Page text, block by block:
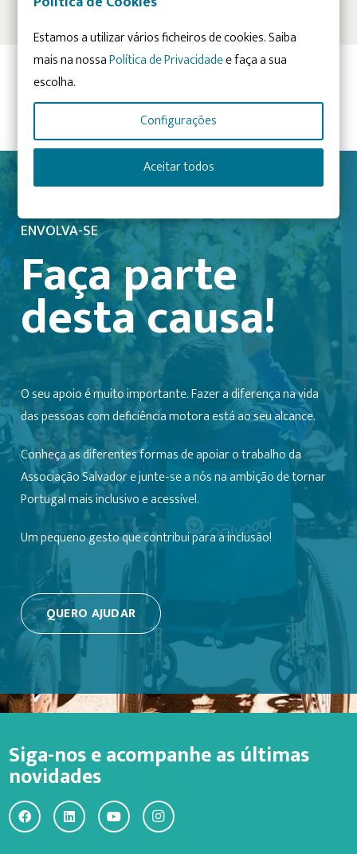
ENVOLVA-SE
Faça parte
desta causa!
O seu apoio é muito importante. Fazer a diferença na vida
das pessoas com deficiência motora está ao seu alcance.
Conheça as diferentes formas de apoiar o trabalho da
Associação Salvador e junte-se a nós na ambição de tornar
Portugal mais inclusivo e acessível.
Um pequeno gesto que contribui para a inclusão!
QUERO AJUDAR
Siga-nos e acompanhe as últimas
novidades
Estamos a utilizar vários ficheiros de cookies. Saiba
mais na nossaPolítica de Privacidadee faça a sua
escolha.
Configurações
Aceitar todos